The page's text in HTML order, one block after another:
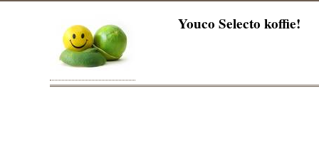
Youco Selecto koffie!